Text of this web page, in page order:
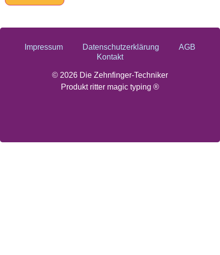
Impressum Datenschutzerklärung
AGB
Kontakt
© 2026 Die Zehnfinger-Techniker
Produkt ritter magic typing ®